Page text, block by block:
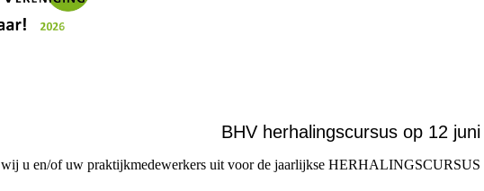
BHV herhalingscursus op 12
wij u en/of uw praktijkmedewerkers uit voor de jaarlijkse